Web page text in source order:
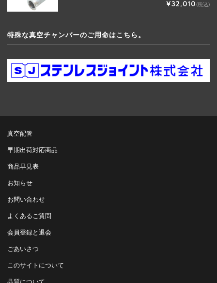
¥32,010(税込)
特殊な真空チャンバーのご用命はこちら。
真空配管
早期出荷対応商品
商品早見表
お知らせ
お問い合わせ
よくあるご質問
会員登録と退会
ごあいさつ
このサイトについて